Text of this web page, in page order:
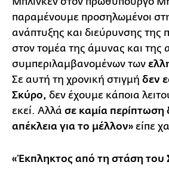
παραμένουμε προσηλωμένοι
ανάπτυξης και διεύρυνσης της
στον τομέα της άμυνας και της
συμπεριλαμβανομένων των
Σε αυτή τη χρονική στιγμή δεν
Σκύρο, δεν έχουμε κάποια
εκεί. Αλλά σε καμία περίπτωση
απέκλεια για το μέλλον» είπε
«Έκπληκτος από τη στάση του